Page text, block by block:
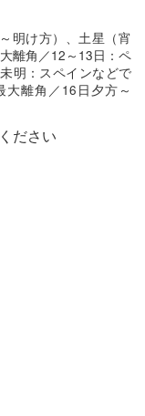
明け方）、土星（宵
離角／12～13日：ペ
明：スペインなどで
離角／16日夕方～
ださい